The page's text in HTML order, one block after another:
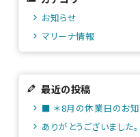
お知らせ
マリーナ情報
最近の投稿
■ ＊8月の休業日のお知
ありがとうございました。